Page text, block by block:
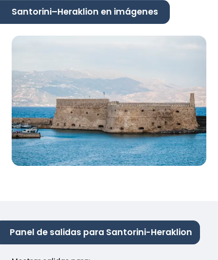
Santorini–Heraklion en imágenes
Panel de salidas para Santorini-Heraklion